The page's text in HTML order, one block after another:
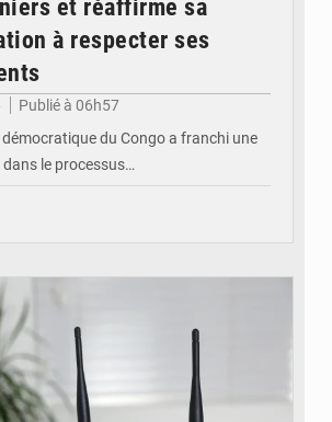
et réaffirme sa
à respecter ses
Publié à 06h57
démocratique du Congo a franchi une
dans le processus…